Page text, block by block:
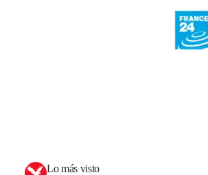
Lo más visto